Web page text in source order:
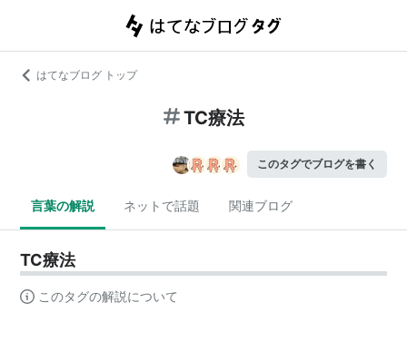
はてなブログ トップ
TC療法
このタグでブログを書く
言葉の解説 ネットで話題 関連ブログ
TC療法
このタグの解説について